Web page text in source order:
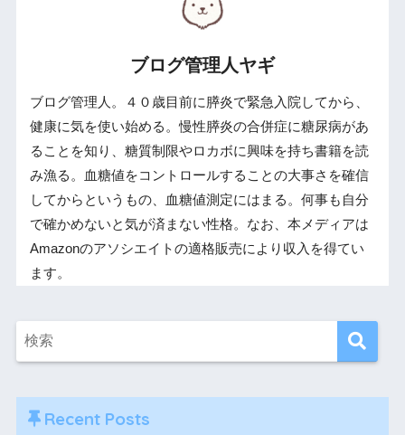
ブログ管理人ヤギ
ブログ管理人。４０歳目前に膵炎で緊急入院してから、
健康に気を使い始める。慢性膵炎の合併症に糖尿病があ
ることを知り、糖質制限やロカボに興味を持ち書籍を読
み漁る。血糖値をコントロールすることの大事さを確信
してからというもの、血糖値測定にはまる。何事も自分
で確かめないと気が済まない性格。なお、本メディアは
Amazonのアソシエイトの適格販売により収入を得てい
ます。
Recent Posts